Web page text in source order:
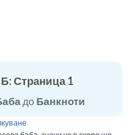
Страница 1
до Банкноти